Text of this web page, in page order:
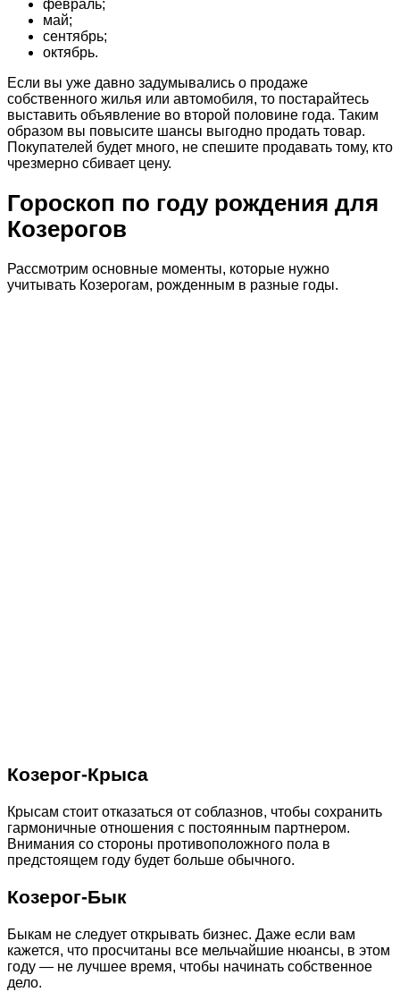
февраль;
май;
сентябрь;
октябрь.
Если вы уже давно задумывались о продаже
собственного жилья или автомобиля, то постарайтесь
выставить объявление во второй половине года. Таким
образом вы повысите шансы выгодно продать товар.
Покупателей будет много, не спешите продавать тому, кто
чрезмерно сбивает цену.
Гороскоп по году рождения для
Козерогов
Рассмотрим основные моменты, которые нужно
учитывать Козерогам, рожденным в разные годы.
Козерог-Крыса
Крысам стоит отказаться от соблазнов, чтобы сохранить
гармоничные отношения с постоянным партнером.
Внимания со стороны противоположного пола в
предстоящем году будет больше обычного.
Козерог-Бык
Быкам не следует открывать бизнес. Даже если вам
кажется, что просчитаны все мельчайшие нюансы, в этом
году — не лучшее время, чтобы начинать собственное
дело.